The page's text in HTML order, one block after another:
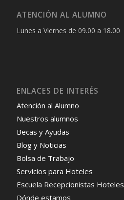
ATENCIÓN AL ALUMNO
Lunes a Viernes de 09.00 a 18.00
ENLACES DE INTERÉS
Atención al Alumno
Nuestros alumnos
Becas y Ayudas
Blog y Noticias
Bolsa de Trabajo
Servicios para Hoteles
Escuela Recepcionistas Hoteles
Dónde estamos